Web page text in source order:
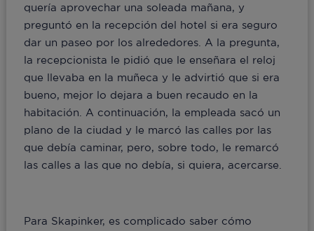
quería aprovechar una soleada mañana, y
preguntó en la recepción del hotel si era seguro
dar un paseo por los alrededores. A la pregunta,
la recepcionista le pidió que le enseñara el reloj
que llevaba en la muñeca y le advirtió que si era
bueno, mejor lo dejara a buen recaudo en la
habitación. A continuación, la empleada sacó un
plano de la ciudad y le marcó las calles por las
que debía caminar, pero, sobre todo, le remarcó
las calles a las que no debía, si quiera, acercarse.
Para Skapinker, es complicado saber cómo